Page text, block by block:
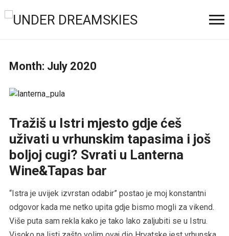
Month: July 2020
Tražiš u Istri mjesto gdje ćeš
uživati u vrhunskim tapasima i još
boljoj cugi? Svrati u Lanterna
Wine&Tapas bar
“Istra je uvijek izvrstan odabir” postao je moj konstantni
odgovor kada me netko upita gdje bismo mogli za vikend.
Više puta sam rekla kako je tako lako zaljubiti se u Istru.